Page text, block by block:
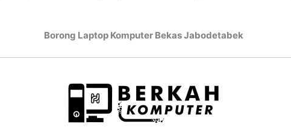
Borong Laptop Komputer Bekas Jabodetabek